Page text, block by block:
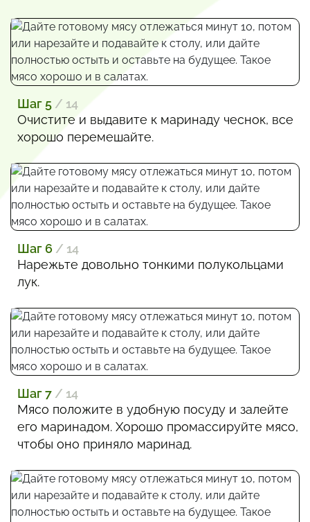
Шаг 5 / 14
Очистите и выдавите к маринаду чеснок, все
хорошо перемешайте.
Шаг 6 / 14
Нарежьте довольно тонкими полукольцами
лук.
Шаг 7 / 14
Мясо положите в удобную посуду и залейте
его маринадом. Хорошо промассируйте мясо,
чтобы оно приняло маринад.